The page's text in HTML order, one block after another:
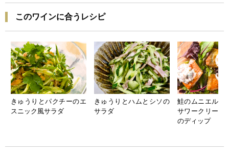
このワインに合うレシピ
きゅうりとパクチーのエ
スニック風サラダ
きゅうりとハムとシソの
サラダ
鮭のムニエル
サワークリーム
のディップ